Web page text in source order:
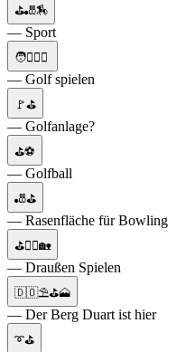
⛳🎳🏇
— Sport
🧑🏌️‍♀️⛳
— Golf spielen
🚩⛳
— Golfanlage?
⛳⚽
— Golfball
🎳⛳
— Rasenfläche für Bowling
⛳🚵‍♂️🏡
— Draußen Spielen
🇩🇴⛱️⛳🗻
— Der Berg Duart ist hier
➰⛳